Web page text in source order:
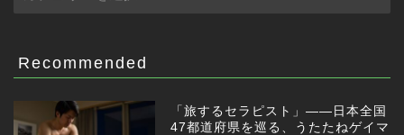
Recommended
「旅するセラピスト」——日本全国
47都道府県を巡る、うたたねゲイマ